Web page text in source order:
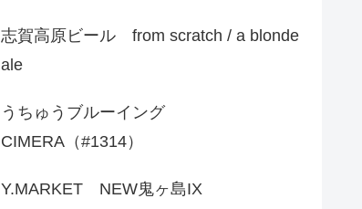
志賀高原ビール from scratch / a blonde
ale
うちゅうブルーイング
CIMERA（#1314）
Y.MARKET NEW鬼ヶ島IX